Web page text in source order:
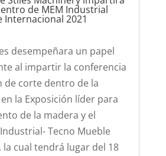
de MEM Industrial
Internacional 2021
desempeñara un papel
al impartir la conferencia
de corte dentro de la
la Exposición líder para
de la madera y el
Tecno Mueble
cual tendrá lugar del 18